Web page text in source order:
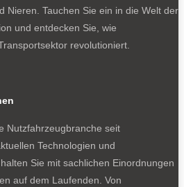
Nieren. Tauchen Sie ein in die Welt der
und entdecken Sie, wie
revolutioniert.
Nutzfahrzeugbranche seit
Technologien und
Sie mit sachlichen Einordnungen
auf dem Laufenden. Von